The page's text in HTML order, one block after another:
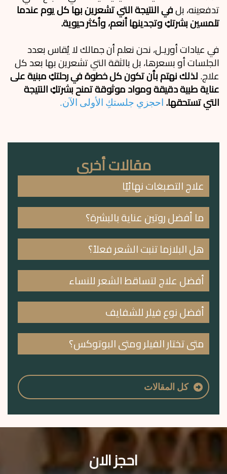
تدفعينه، بلفي النتيجة التي تشعرين بها كل يوم عندما
تلمسين بشرتكِ وتجدينها أنعم، وأكثر حيوية.
في عيادات أوريـل، نحن نعلم أن جمالك لا يُقاس بعدد
الجلسات أو بسعرها، بل بالثقة التي تشعرين بها بعد كل
علاج.لذلك نهتم بأن تكون كل خطوة في رحلتكِ مبنية على
عناية طبية دقيقة ومواد موثوقة تمنح بشرتكِ النتيجة
التي تستحقها. احجزي جلستكِ الأولى الآن.
مقالات أخرى
علاج التصبغات نهائيًا
ما أفضل روتين عناية بالبشرة؟
هل البلازما تنبت الشعر فعلاً؟
أفضل علاج لتساقط الشعر للنساء
أفضل نوع فيلر للشفايف
متى تختار الفيلر ومتى البوتوكس؟
كل المقالات
احجز الان